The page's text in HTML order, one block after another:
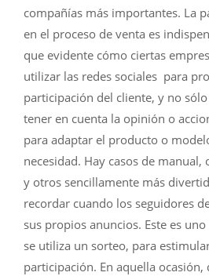
compañías más importantes. La
en el proceso de venta es
que evidente cómo ciertas
utilizar las redes sociales para
participación del cliente, y no
tener en cuenta la opinión o
para adaptar el producto o
necesidad. Hay casos de
y otros sencillamente más
recordar cuando los seguidores
sus propios anuncios. Este es
se utiliza un sorteo, para
participación. En aquella ocasión,